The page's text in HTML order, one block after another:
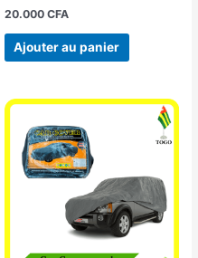
20.000 CFA
Ajouter au panier